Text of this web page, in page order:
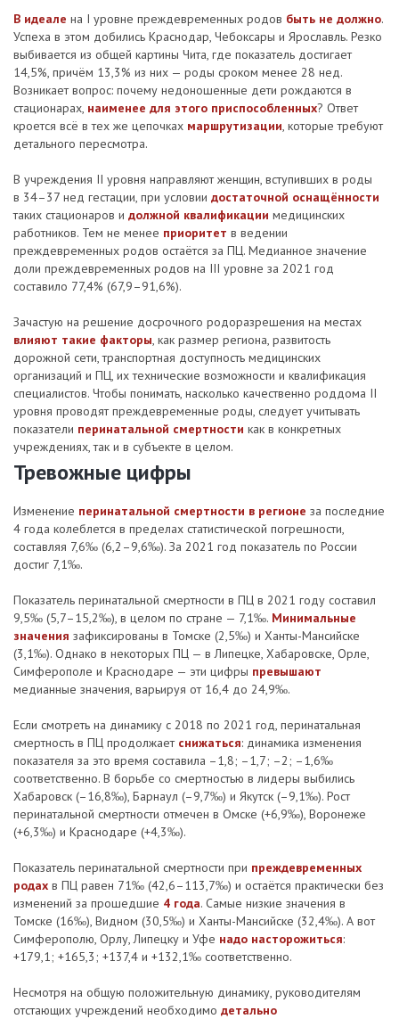
В идеале на I уровне преждевременных родов быть не должно.
Успеха в этом добились Краснодар, Чебоксары и Ярославль. Резко
выбивается из общей картины Чита, где показатель достигает
14,5%, причём 13,3% из них — роды сроком менее 28 нед.
Возникает вопрос: почему недоношенные дети рождаются в
стационарах, наименее для этого приспособленных? Ответ
кроется всё в тех же цепочках маршрутизации, которые требуют
детального пересмотра.
В учреждения II уровня направляют женщин, вступивших в роды
в 34–37 нед гестации, при условии достаточной оснащённости
таких стационаров и должной квалификации медицинских
работников. Тем не менее приоритет в ведении
преждевременных родов остаётся за ПЦ. Медианное значение
доли преждевременных родов на III уровне за 2021 год
составило 77,4% (67,9–91,6%).
Зачастую на решение досрочного родоразрешения на местах
влияют такие факторы, как размер региона, развитость
дорожной сети, транспортная доступность медицинских
организаций и ПЦ, их технические возможности и квалификация
специалистов. Чтобы понимать, насколько качественно роддома II
уровня проводят прежде­временные роды, следует учитывать
показатели перинатальной смертности как в конкретных
учреждениях, так и в субъекте в целом.
Тревожные цифры
Изменение перинатальной смертности в регионе за последние
4 года колеблется в пределах статистической погрешности,
составляя 7,6‰ (6,2–9,6‰). За 2021 год показатель по России
достиг 7,1‰.
Показатель перинатальной смертности в ПЦ в 2021 году составил
9,5‰ (5,7–15,2‰), в целом по стране — 7,1‰. Минимальные
значения зафиксированы в Томске (2,5‰) и Ханты-Мансийске
(3,1‰). Однако в некоторых ПЦ — в Липецке, Хабаровске, Орле,
Симферополе и Краснодаре — эти цифры превышают
медианные значения, варьируя от 16,4 до 24,9‰.
Если смотреть на динамику с 2018 по 2021 год, перинатальная
смертность в ПЦ продолжает снижаться: динамика изменения
показателя за это время составила –1,8; –1,7; –2; –1,6‰
соответственно. В борьбе со смертностью в лидеры выбились
Хабаровск (–16,8‰), Барнаул (–9,7‰) и Якутск (–9,1‰). Рост
перинатальной смертности отмечен в Омске (+6,9‰), Воронеже
(+6,3‰) и Краснодаре (+4,3‰).
Показатель перинатальной смертности при преждевременных
родах в ПЦ равен 71‰ (42,6–113,7‰) и остаётся практически без
изменений за прошедшие 4 года. Самые низкие значения в
Томске (16‰), Видном (30,5‰) и Ханты-Мансийске (32,4‰). А вот
Симферополю, Орлу, Липецку и Уфе надо насторожиться:
+179,1; +165,3; +137,4 и +132,1‰ соответственно.
Несмотря на общую положительную динамику, руководителям
отстающих учреждений необходимо детально